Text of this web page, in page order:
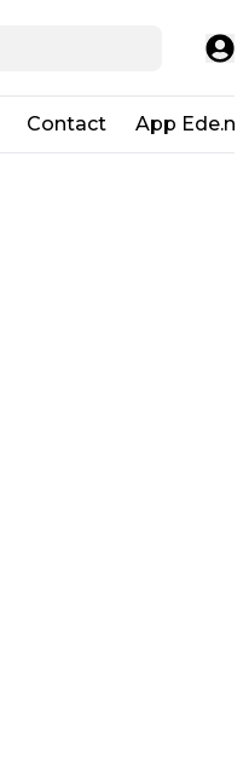
Contact App